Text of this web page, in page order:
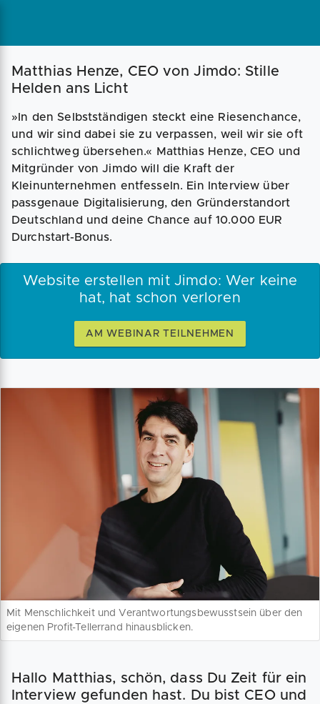
Matthias Henze, CEO von Jimdo: Stille
Helden ans Licht
»In den Selbstständigen steckt eine Riesenchance,
und wir sind dabei sie zu verpassen, weil wir sie oft
schlichtweg übersehen.« Matthias Henze, CEO und
Mitgründer von Jimdo will die Kraft der
Kleinunternehmen entfesseln. Ein Interview über
passgenaue Digitalisierung, den Gründerstandort
Deutschland und deine Chance auf 10.000 EUR
Durchstart-Bonus.
Website erstellen mit Jimdo: Wer keine
hat, hat schon verloren
AM WEBINAR TEILNEHMEN
Mit Menschlichkeit und Verantwortungsbewusstsein über den
eigenen Profit-Tellerrand hinausblicken.
Hallo Matthias, schön, dass Du Zeit für ein
Interview gefunden hast. Du bist CEO und